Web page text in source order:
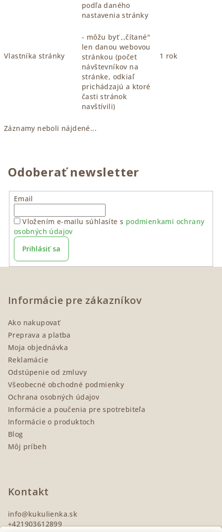
Vlastníka stránky
podľa daného
nastavenia stránky
- môžu byť ,,čítané"
len danou webovou
stránkou (počet
návštevníkov na
stránke, odkiaľ
prichádzajú a ktoré
časti stránok
navštívili)
1 rok
Záznamy neboli nájdené...
Odoberať newsletter
Email
Vložením e-mailu súhlasíte s podmienkami ochrany
osobných údajov
Prihlásiť sa
Informácie pre zákazníkov
Ako nakupovať
Preprava a platba
Moja objednávka
Reklamácie
Odstúpenie od zmluvy
Všeobecné obchodné podmienky
Ochrana osobných údajov
Informácie a poučenia pre spotrebiteľa
Informácie o produktoch
Blog
Môj príbeh
Kontakt
info@kukulienka.sk
+421903612899